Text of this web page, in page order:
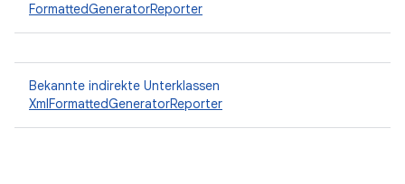
FormattedGeneratorReporter
Bekannte indirekte Unterklassen
XmlFormattedGeneratorReporter